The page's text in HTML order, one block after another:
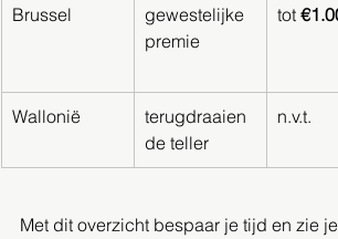
Brussel
gewestelijke
premie
tot
Wallonië
terugdraaien
de teller
n.v.t.
Met dit overzicht bespaar je tijd en zie